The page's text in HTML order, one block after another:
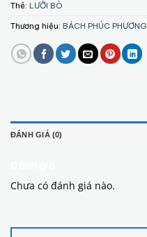
Thẻ: LƯỠI BÒ
Thương hiệu: BÁCH PHÚC PHƯƠNG
ĐÁNH GIÁ (0)
Chưa có đánh giá nào.